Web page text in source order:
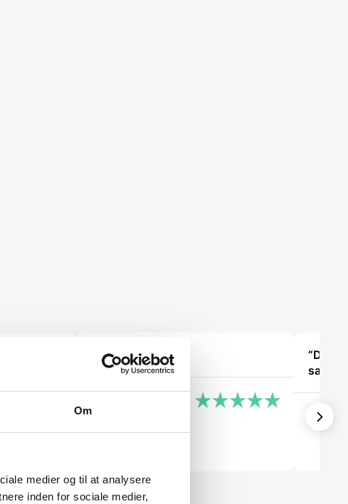
Om
medier og til at analysere
inden for sociale medier,
“Super service”
“Det
Käthe